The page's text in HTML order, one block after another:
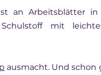
an Arbeitsblätter
mit